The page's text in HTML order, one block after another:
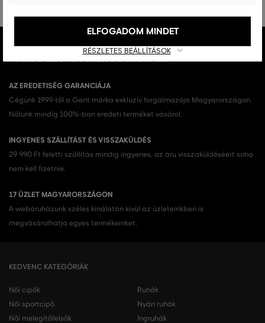
MINDEN RAKTÁRON
A webáruházban lévő összes áru raktáron van.
AZ EREDETISÉG GARANCIÁJA
Cégünk 1999-től a Gant márka exkluzív forgalmazója Magyarországon.
Nálunk mindig 100%-ban eredeti terméket vásárol.
INGYENES SZÁLLÍTÁST ÉS VISSZAKÜLDÉS
29 990 Ft feletti szállítás mindig ingyenes, az áru visszaküldéséért soha
nem kell fizetnie.
17 ÜZLET MAGYARORSZÁGON
A webáruházunk széles kínálatán kívül az üzleteinkben is
megvásárolhatja egyes termékeinket.
KEDVENC KATEGÓRIÁK
Női cipők
Női sportcipő
Női melegítőfelsők
Ruhák
Nyári ruhák
Ingruhák
RÉSZLETES BEÁLLÍTÁSOK
ELFOGADOM MINDET